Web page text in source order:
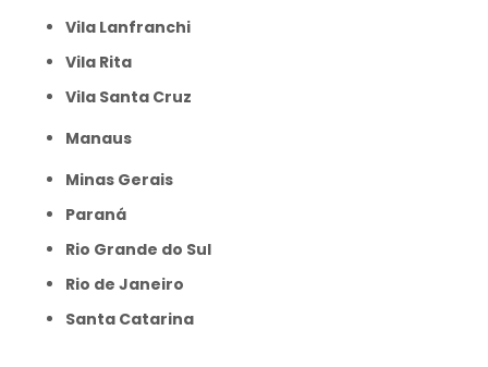
Vila Lanfranchi
Vila Rita
Vila Santa Cruz
Manaus
Minas Gerais
Paraná
Rio Grande do Sul
Rio de Janeiro
Santa Catarina